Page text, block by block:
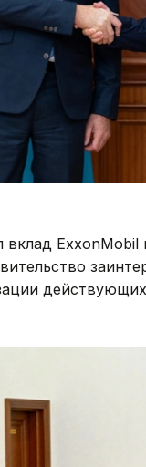
ExxonMobil